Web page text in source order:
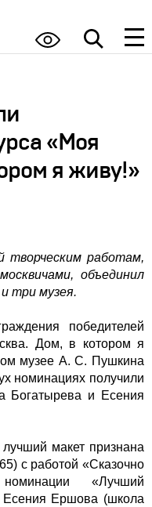
«Моя
я живу!»
творческим работам,
объединил
три музея.
победителей
Дом, в котором я
музее А. С. Пушкина
номинациях получили
Богатырева и Есения
макет признана
с работой «Сказочно
«Лучший
Есения Ершова (школа